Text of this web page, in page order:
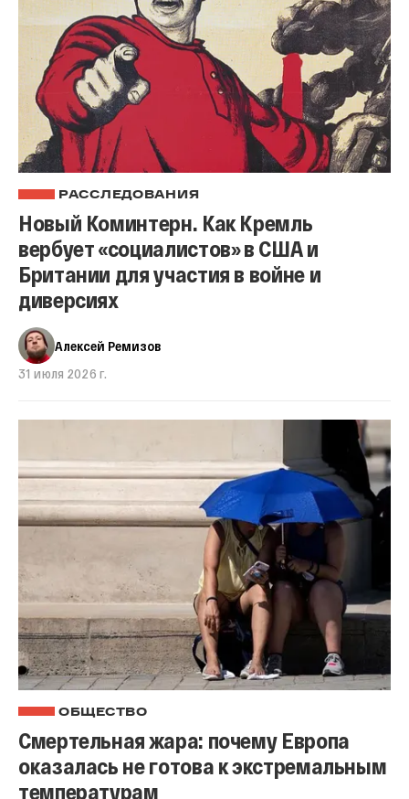
РАССЛЕДОВАНИЯ
Новый Коминтерн. Как Кремль
вербует «социалистов» в США и
Британии для участия в войне и
диверсиях
Алексей Ремизов
31 июля 2026 г.
ОБЩЕСТВО
Смертельная жара: почему Европа
оказалась не готова к экстремальным
температурам